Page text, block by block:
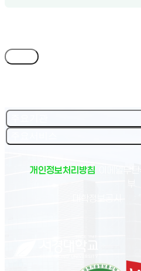
개인정보처리방침